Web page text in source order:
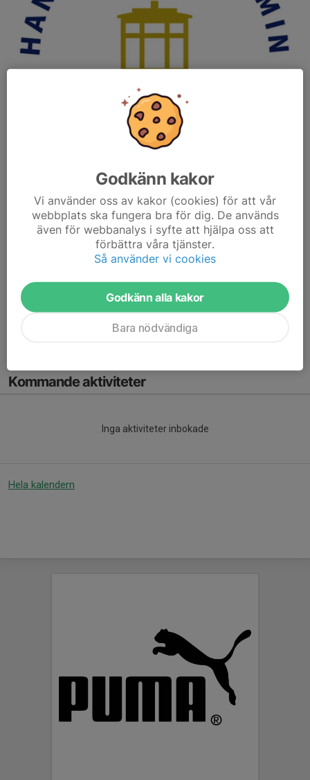
Här gör du den officiella ansökningen till Norrköpings
handbollsakademi för start hösten 2023.
Att göra en ansökan är inte bindande till att tacka ja till en plats
eller komma på uttagningsträning.
Akademin avses för: ...
Kommande aktiviteter
Inga aktiviteter inbokade
Hela kalendern
Godkänn kakor
Vi använder oss av kakor (cookies) för att vår
webbplats ska fungera bra för dig. De används
även för webbanalys i syfte att hjälpa oss att
förbättra våra tjänster.
Så använder vi cookies
Godkänn alla kakor
Bara nödvändiga